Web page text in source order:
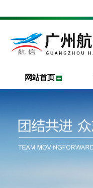
网站首页